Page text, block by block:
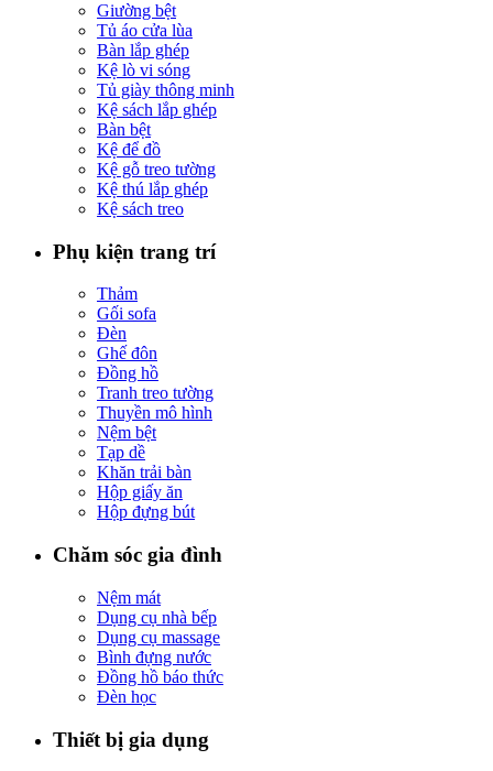
Giường bệt
Tủ áo cửa lùa
Bàn lắp ghép
Kệ lò vi sóng
Tủ giày thông minh
Kệ sách lắp ghép
Bàn bệt
Kệ để đồ
Kệ gỗ treo tường
Kệ thú lắp ghép
Kệ sách treo
Phụ kiện trang trí
Thảm
Gối sofa
Đèn
Ghế đôn
Đồng hồ
Tranh treo tường
Thuyền mô hình
Nệm bệt
Tạp dề
Khăn trải bàn
Hộp giấy ăn
Hộp đựng bút
Chăm sóc gia đình
Nệm mát
Dụng cụ nhà bếp
Dụng cụ massage
Bình đựng nước
Đồng hồ báo thức
Đèn học
Thiết bị gia dụng